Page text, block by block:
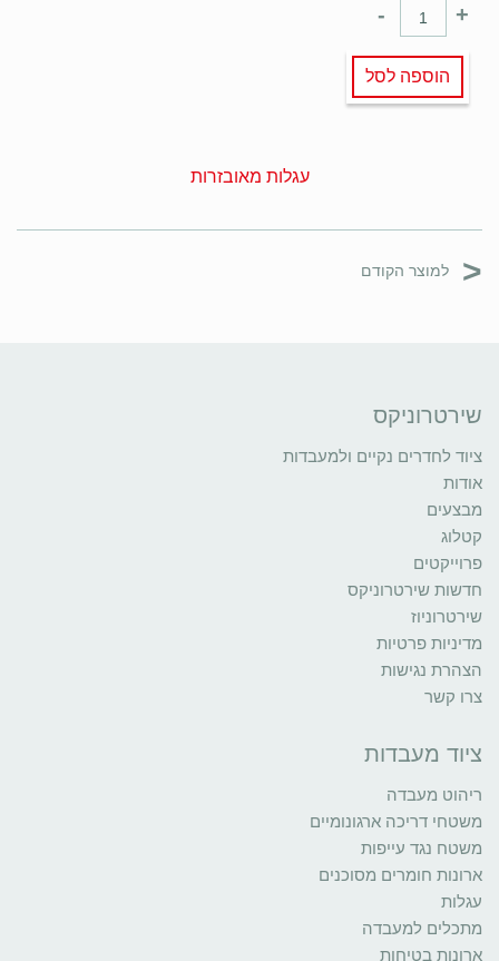
+
-
הוספה לסל
עגלות מאובזרות
< למוצר הקודם
שירטרוניקס
ציוד לחדרים נקיים ולמעבדות
אודות
מבצעים
קטלוג
פרוייקטים
חדשות שירטרוניקס
שירטרוניוז
מדיניות פרטיות
הצהרת נגישות
צרו קשר
ציוד מעבדות
ריהוט מעבדה
משטחי דריכה ארגונומיים
משטח נגד עייפות
ארונות חומרים מסוכנים
עגלות
מתכלים למעבדה
ארונות בטיחות